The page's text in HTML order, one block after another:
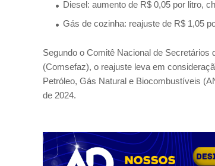
Diesel: aumento de R$ 0,05 por litro,
Gás de cozinha: reajuste de R$ 1,05
Segundo o Comitê Nacional de
(Comsefaz), o reajuste leva em
Petróleo, Gás Natural e Biocombustíveis
de 2024.